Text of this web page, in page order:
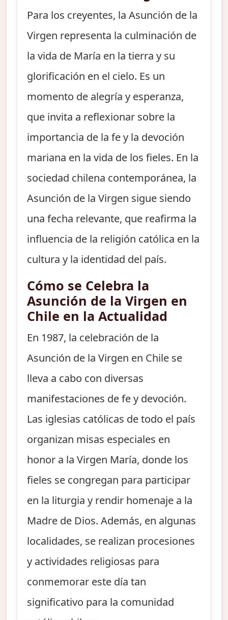
Para los creyentes, la Asunción de la
Virgen representa la culminación de
la vida de María en la tierra y su
glorificación en el cielo. Es un
momento de alegría y esperanza,
que invita a reflexionar sobre la
importancia de la fe y la devoción
mariana en la vida de los fieles. En la
sociedad chilena contemporánea, la
Asunción de la Virgen sigue siendo
una fecha relevante, que reafirma la
influencia de la religión católica en la
cultura y la identidad del país.
Cómo se Celebra la
Asunción de la Virgen en
Chile en la Actualidad
En 1987, la celebración de la
Asunción de la Virgen en Chile se
lleva a cabo con diversas
manifestaciones de fe y devoción.
Las iglesias católicas de todo el país
organizan misas especiales en
honor a la Virgen María, donde los
fieles se congregan para participar
en la liturgia y rendir homenaje a la
Madre de Dios. Además, en algunas
localidades, se realizan procesiones
y actividades religiosas para
conmemorar este día tan
significativo para la comunidad